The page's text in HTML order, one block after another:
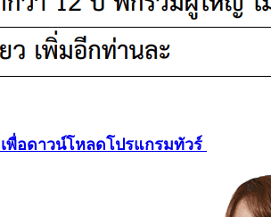
เพื่อดาวน์โหลดโปรแกรมทัวร์